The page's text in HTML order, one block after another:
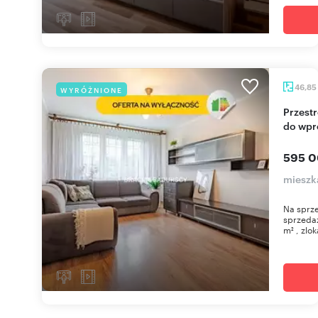
WYRÓŻNIONE 46,85
Przestronne 3-pokoje na os. Kalinowym - gotowe
do
595
Na
m² ,